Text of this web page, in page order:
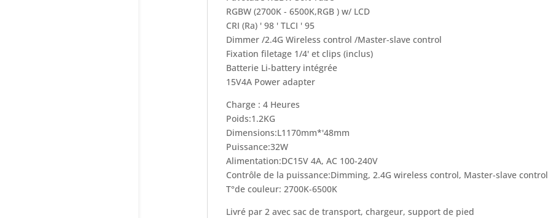
RGBW (2700K - 6500K,RGB ) w/ LCD
CRI (Ra) ' 98 ' TLCI ' 95
Dimmer /2.4G Wireless control /Master-slave control
Fixation filetage 1/4' et clips (inclus)
Batterie Li-battery intégrée
15V4A Power adapter
Charge : 4 Heures
Poids:1.2KG
Dimensions:L1170mm*'48mm
Puissance:32W
Alimentation:DC15V 4A, AC 100-240V
Contrôle de la puissance:Dimming, 2.4G wireless control, Master-slave control
T°de couleur: 2700K-6500K
Livré par 2 avec sac de transport, chargeur, support de pied